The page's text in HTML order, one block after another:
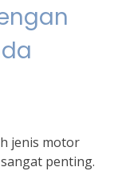
jenis motor
penting.